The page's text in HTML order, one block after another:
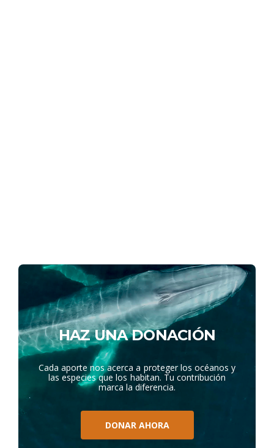
HAZ UNA DONACIÓN
Cada aporte nos acerca a proteger los océanos y
las especies que los habitan. Tu contribución
marca la diferencia.
DONAR AHORA